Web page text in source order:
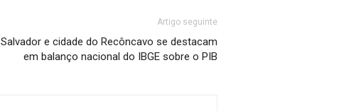
Artigo seguinte
Salvador e cidade do Recôncavo se destacam
em balanço nacional do IBGE sobre o PIB